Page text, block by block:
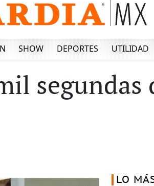
SHOW DEPORTES UTILIDAD
segundas
LO